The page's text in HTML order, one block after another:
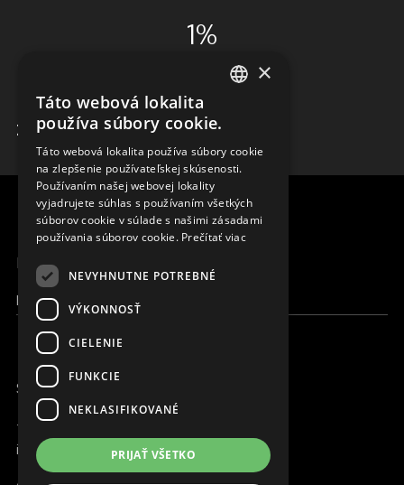
1%
ADMINISTRÁCIA
ZISTIŤ VIAC
MENU
Moja Magna
SME ONLINE
+421 917 827 827
info@magna.org
CZECH
FRENCH
×
Táto webová lokalita
používa súbory cookie.
Táto webová lokalita používa súbory cookie
na zlepšenie používateľskej skúsenosti.
Používaním našej webovej lokality
vyjadrujete súhlas s používaním všetkých
súborov cookie v súlade s našimi zásadami
používania súborov cookie. Prečítať viac
NEVYHNUTNE POTREBNÉ
VÝKONNOSŤ
CIELENIE
FUNKCIE
NEKLASIFIKOVANÉ
PRIJAŤ VŠETKO